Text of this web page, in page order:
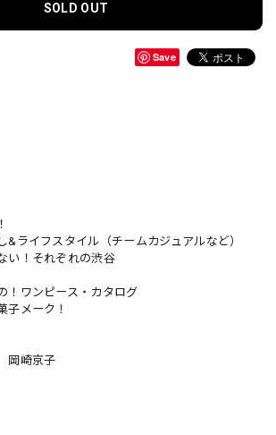
SOLD OUT
Save
&ライフスタイル（チームカジュアルなど）
い！それぞれの渋谷
！ワンピース・カタログ
子メーク！
崎京子